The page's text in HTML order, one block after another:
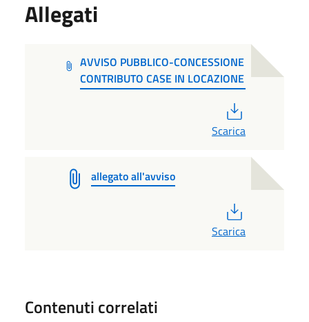
Allegati
AVVISO PUBBLICO-CONCESSIONE
CONTRIBUTO CASE IN LOCAZIONE
Scarica
allegato all'avviso
Scarica
Contenuti correlati